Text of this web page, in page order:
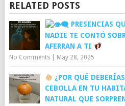
RELATED POSTS
PRESENCIAS
NADIE TE CONTÓ
AFERRAN A TI
No Comments| May 28, 2025
¿POR QUÉ
CEBOLLA EN TU
NATURAL QUE